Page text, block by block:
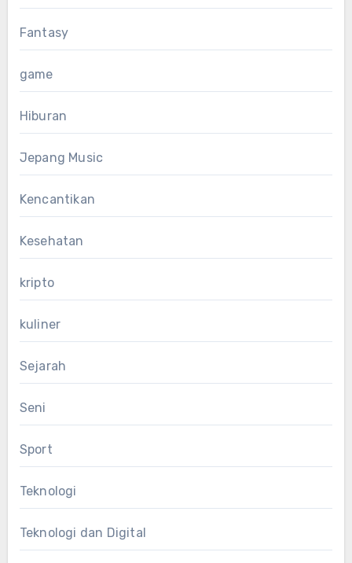
Fantasy
game
Hiburan
Jepang Music
Kencantikan
Kesehatan
kripto
kuliner
Sejarah
Seni
Sport
Teknologi
Teknologi dan Digital